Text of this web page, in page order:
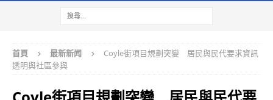
首頁 最新新闻
Coyle街項目規劃突變 居民與民代要求資訊
透明與社區參與